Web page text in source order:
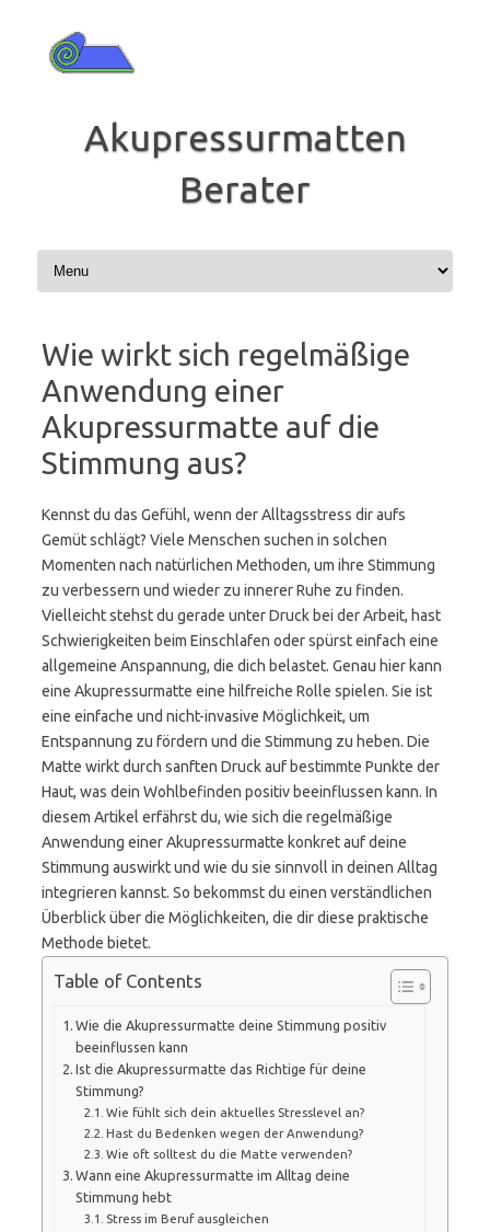
springen
Akupressurmatten
Berater
Wie wirkt sich regelmäßige
Anwendung einer
Akupressurmatte auf die
Stimmung aus?
Kennst du das Gefühl, wenn der Alltagsstress dir aufs
Gemüt schlägt? Viele Menschen suchen in solchen
Momenten nach natürlichen Methoden, um ihre Stimmung
zu verbessern und wieder zu innerer Ruhe zu finden.
Vielleicht stehst du gerade unter Druck bei der Arbeit, hast
Schwierigkeiten beim Einschlafen oder spürst einfach eine
allgemeine Anspannung, die dich belastet. Genau hier kann
eine Akupressurmatte eine hilfreiche Rolle spielen. Sie ist
eine einfache und nicht-invasive Möglichkeit, um
Entspannung zu fördern und die Stimmung zu heben. Die
Matte wirkt durch sanften Druck auf bestimmte Punkte der
Haut, was dein Wohlbefinden positiv beeinflussen kann. In
diesem Artikel erfährst du, wie sich die regelmäßige
Anwendung einer Akupressurmatte konkret auf deine
Stimmung auswirkt und wie du sie sinnvoll in deinen Alltag
integrieren kannst. So bekommst du einen verständlichen
Überblick über die Möglichkeiten, die dir diese praktische
Methode bietet.
Table of Contents
Wie die Akupressurmatte deine Stimmung positiv
beeinflussen kann
Ist die Akupressurmatte das Richtige für deine
Stimmung?
Wie fühlt sich dein aktuelles Stresslevel an?
Hast du Bedenken wegen der Anwendung?
Wie oft solltest du die Matte verwenden?
Wann eine Akupressurmatte im Alltag deine
Stimmung hebt
Stress im Beruf ausgleichen